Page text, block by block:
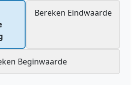
Bereken Eindwaarde
Beginwaarde